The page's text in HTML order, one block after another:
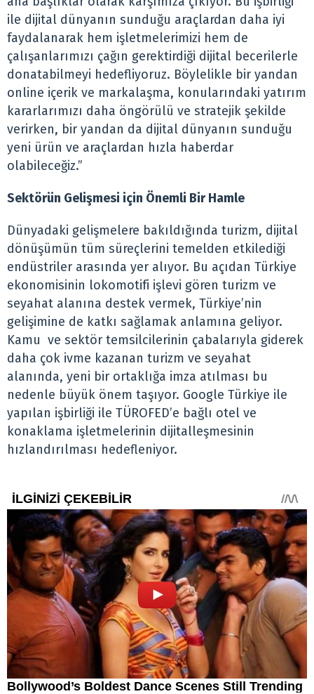
ile dijital dünyanın sunduğu araçlardan daha iyi
faydalanarak hem işletmelerimizi hem de
çalışanlarımızı çağın gerektirdiği dijital becerilerle
donatabilmeyi hedefliyoruz. Böylelikle bir yandan
online içerik ve markalaşma, konularındaki yatırım
kararlarımızı daha öngörülü ve stratejik şekilde
verirken, bir yandan da dijital dünyanın sunduğu
yeni ürün ve araçlardan hızla haberdar
olabileceğiz.”
Sektörün Gelişmesi için Önemli Bir Hamle
Dünyadaki gelişmelere bakıldığında turizm, dijital
dönüşümün tüm süreçlerini temelden etkilediği
endüstriler arasında yer alıyor. Bu açıdan Türkiye
ekonomisinin lokomotifi işlevi gören turizm ve
seyahat alanına destek vermek, Türkiye’nin
gelişimine de katkı sağlamak anlamına geliyor.
Kamu ve sektör temsilcilerinin çabalarıyla giderek
daha çok ivme kazanan turizm ve seyahat
alanında, yeni bir ortaklığa imza atılması bu
nedenle büyük önem taşıyor. Google Türkiye ile
yapılan işbirliği ile TÜROFED’e bağlı otel ve
konaklama işletmelerinin dijitalleşmesinin
hızlandırılması hedefleniyor.